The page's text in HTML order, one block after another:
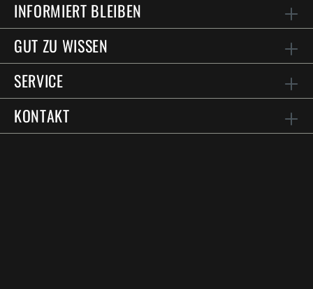
INFORMIERT BLEIBEN
GUT ZU WISSEN
SERVICE
KONTAKT